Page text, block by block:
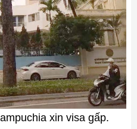
xin visa gấp.